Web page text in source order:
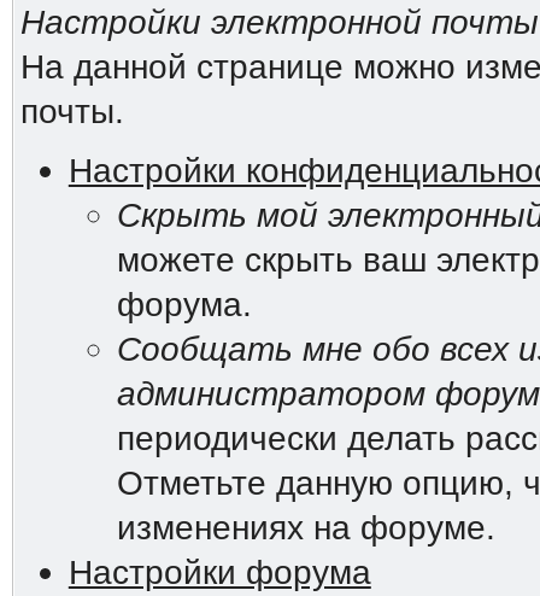
Настройки электронной
На данной странице можно
почты.
Настройки
Скрыть мой
можете скрыть ваш
форума.
Сообщать мне обо всех
администратором
периодически делать
Отметьте данную опцию,
изменениях на форуме.
Настройки форума